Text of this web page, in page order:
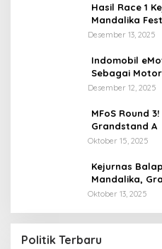
Hasil Race 1
Mandalika
Desember 13, 2025
Indomobil
Sebagai
Desember 12, 2025
MFoS Round
Grandstand A
Oktober 15, 2025
Kejurnas
Mandalika,
Oktober 13, 2025
Politik Terbaru
Batukliang Gelar
TPS
Di Berita Utama, Politik